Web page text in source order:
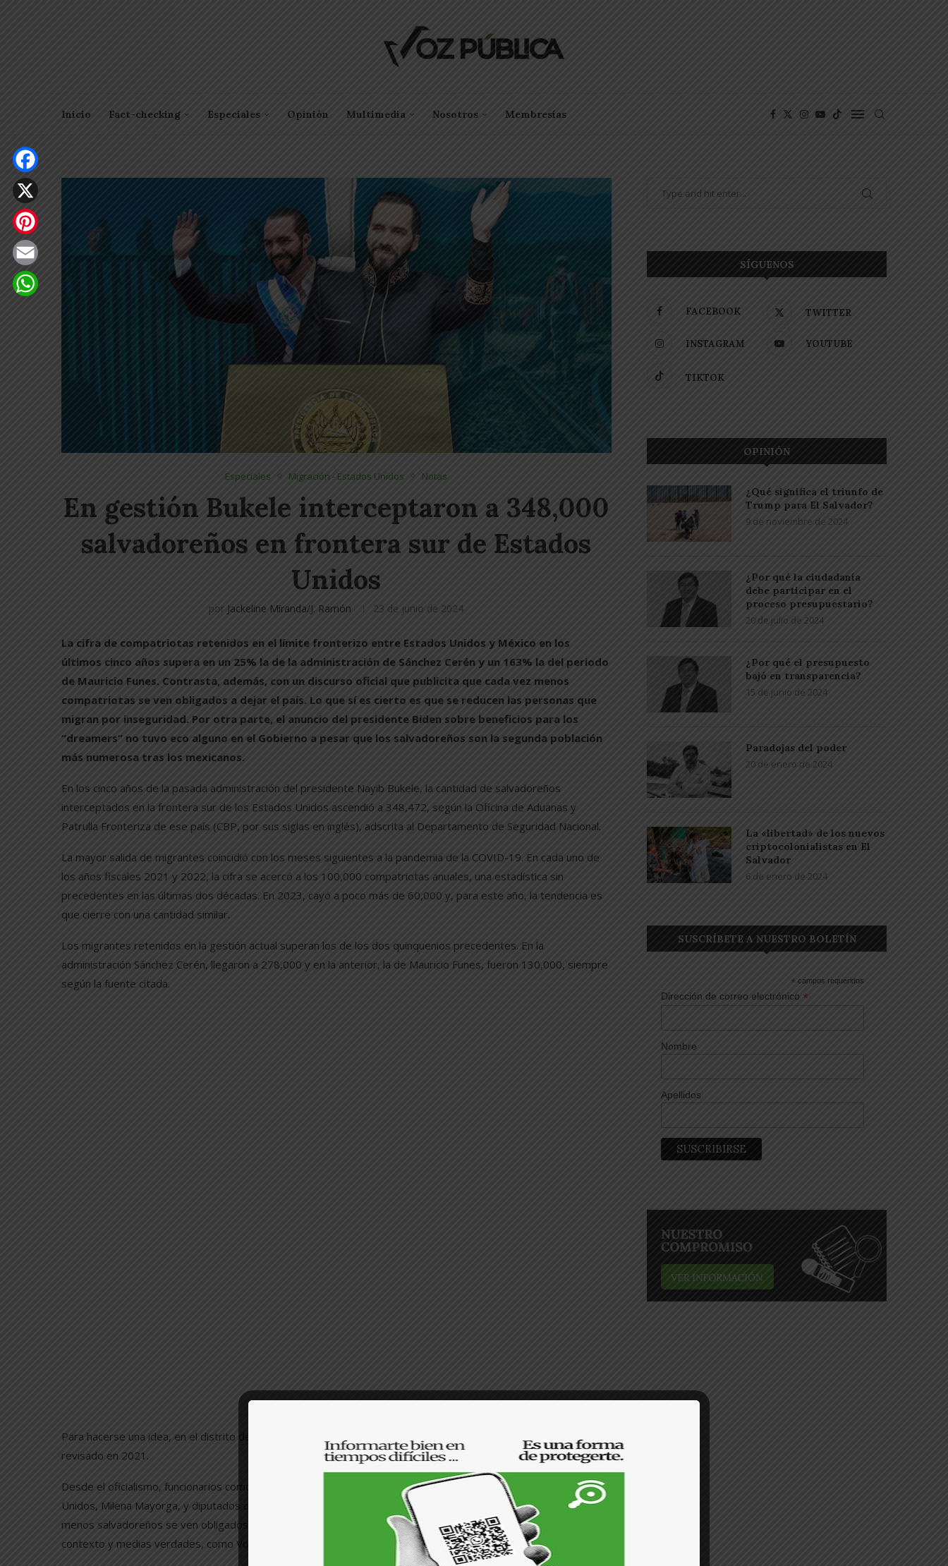
Inicio Fact-checking Especiales Opinión Multimedia Nosotros Membresías
Especiales Migración - Estados Unidos Notas
En gestión Bukele interceptaron a 348,000
salvadoreños en frontera sur de Estados
Unidos
por Jackeline Miranda/J. Ramón 23 de junio de 2024
La cifra de compatriotas retenidos en el límite fronterizo entre Estados Unidos y México en los
últimos cinco años supera en un 25% la de la administración de Sánchez Cerén y un 163% la del periodo
de Mauricio Funes. Contrasta, además, con un discurso oficial que publicita que cada vez menos
compatriotas se ven obligados a dejar el país. Lo que sí es cierto es que se reducen las personas que
migran por inseguridad. Por otra parte, el anuncio del presidente Biden sobre beneficios para los
“dreamers” no tuvo eco alguno en el Gobierno a pesar que los salvadoreños son la segunda población
más numerosa tras los mexicanos.
En los cinco años de la pasada administración del presidente Nayib Bukele, la cantidad de salvadoreños
interceptados en la frontera sur de los Estados Unidos ascendió a 348,472, según la Oficina de Aduanas y
Patrulla Fronteriza de ese país (CBP, por sus siglas en inglés), adscrita al Departamento de Seguridad Nacional.
La mayor salida de migrantes coincidió con los meses siguientes a la pandemia de la COVID-19. En cada uno de
los años fiscales 2021 y 2022, la cifra se acercó a los 100,000 compatriotas anuales, una estadística sin
precedentes en las últimas dos décadas. En 2023, cayó a poco más de 60,000 y, para este año, la tendencia es
que cierre con una cantidad similar.
Los migrantes retenidos en la gestión actual superan los de los dos quinquenios precedentes. En la
administración Sánchez Cerén, llegaron a 278,000 y en la anterior, la de Mauricio Funes, fueron 130,000, siempre
según la fuente citada.
Para hacerse una idea, en el distrito de San Salvador viven 334,000 personas, según el censo de población
revisado en 2021.
Desde el oficialismo, funcionarios como la canciller Alexandra Hill, la embajadora de El Salvador en Estados
Unidos, Milena Mayorga, y diputados de Nuevas Ideas han presentado una
situación migratoriadonde cada vez
menos salvadoreños se ven obligados a dejar el país. Para ello, han recurrido ainformación engañosa
contexto y medias verdades, como Voz Pública ha verificado en diversas ocasiones.
SÍGUENOS
FACEBOOK TWITTER
INSTAGRAM YOUTUBE
TIKTOK
OPINIÓN
¿Qué significa el triunfo de
Trump para El Salvador?
9 de noviembre de 2024
¿Por qué la ciudadanía
debe participar en el
proceso presupuestario?
20 de julio de 2024
¿Por qué el presupuesto
bajó en transparencia?
15 de junio de 2024
Paradojas del poder
20 de enero de 2024
La «libertad» de los nuevos
criptocolonialistas en El
Salvador
6 de enero de 2024
SUSCRÍBETE A NUESTRO BOLETÍN
* campos requeridos
Dirección de correo electrónico *
Nombre
Apellidos
Facebook
X
Pinterest
Email